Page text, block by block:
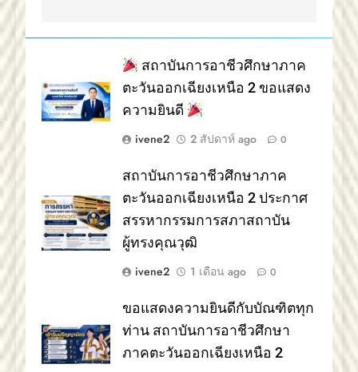
สถาบันการอาชีวศึกษาภาค
ตะวันออกเฉียงเหนือ 2 ขอแสดง
ความยินดี
ivene2
2 สัปดาห์ ago 0
สถาบันการอาชีวศึกษาภาค
ตะวันออกเฉียงเหนือ 2 ประกาศ
สรรหากรรมการสภาสถาบัน
ผู้ทรงคุณวุฒิ
ivene2
1 เดือน ago 0
ขอแสดงความยินดีกับบัณฑิตทุก
ท่าน สถาบันการอาชีวศึกษา
ภาคตะวันออกเฉียงเหนือ 2